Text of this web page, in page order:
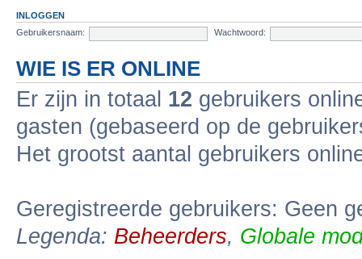
INLOGGEN
Gebruikersnaam:
Wachtwoord:
WIE IS ER ONLINE
Er zijn in totaal 12 gebruikers
gasten (gebaseerd op de
Het grootst aantal gebruikers
Geregistreerde gebruikers: Geen
Legenda: Beheerders, Globale